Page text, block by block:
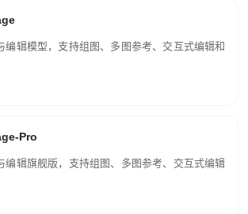
编辑模型，支持组图、多图参考、交互式编辑和
Pro
编辑旗舰版，支持组图、多图参考、交互式编辑